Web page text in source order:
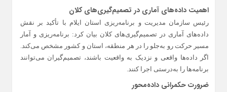
اهمیت داده‌های آماری در تصمیم‌گیری‌های کلان
رئیس سازمان مدیریت و برنامه‌ریزی استان ایلام با تأکید بر نقش
داده‌های آماری در تصمیم‌گیری‌های کلان بیان کرد: برنامه‌ریزی و آمار
مسیر حرکت رو به‌جلو را در هر منطقه، استان و کشور مشخص می‌کند.
اگر داده‌ها واقعی و نزدیک به واقعیت باشند، تصمیم‌گیران می‌توانند
برنامه‌ها را به‌درستی اجرا کنند.
ضرورت حکمرانی داده‌محور